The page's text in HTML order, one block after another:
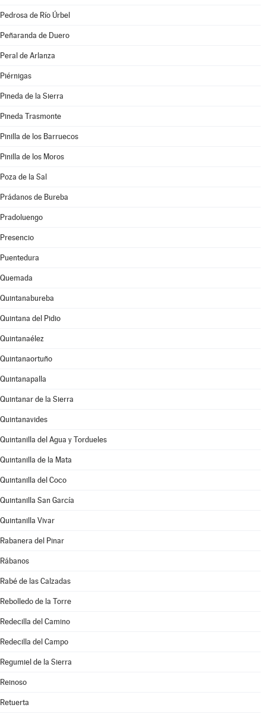
Pedrosa de Río Úrbel
Peñaranda de Duero
Peral de Arlanza
Piérnigas
Pineda de la Sierra
Pineda Trasmonte
Pinilla de los Barruecos
Pinilla de los Moros
Poza de la Sal
Prádanos de Bureba
Pradoluengo
Presencio
Puentedura
Quemada
Quintanabureba
Quintana del Pidio
Quintanaélez
Quintanaortuño
Quintanapalla
Quintanar de la Sierra
Quintanavides
Quintanilla del Agua y Tordueles
Quintanilla de la Mata
Quintanilla del Coco
Quintanilla San García
Quintanilla Vivar
Rabanera del Pinar
Rábanos
Rabé de las Calzadas
Rebolledo de la Torre
Redecilla del Camino
Redecilla del Campo
Regumiel de la Sierra
Reinoso
Retuerta